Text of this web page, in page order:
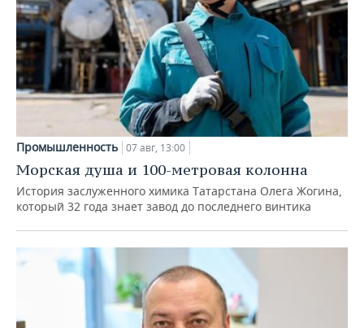
Промышленность 07 авг, 13:00
Морская душа и 100-метровая колонна
История заслуженного химика Татарстана Олега Жогина,
который 32 года знает завод до последнего винтика